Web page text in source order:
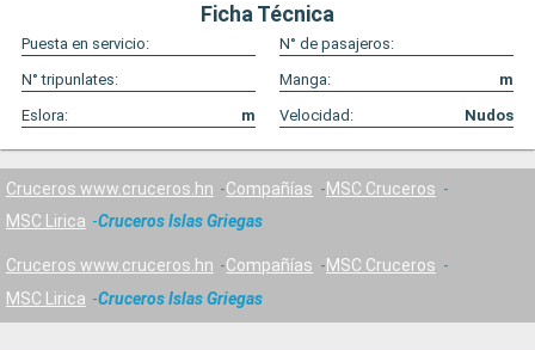
Ficha Técnica
Puesta en servicio:
N° de pasajeros:
N° tripunlates:
Manga:
m
Eslora:
m Velocidad: Nudos
Cruceros www.cruceros.hn Compañías
MSC Cruceros
MSC Lirica
Cruceros Islas Griegas
Cruceros www.cruceros.hn Compañías
MSC Cruceros
MSC Lirica
Cruceros Islas Griegas